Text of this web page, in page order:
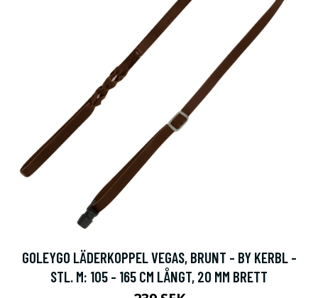
GOLEYGO LÄDERKOPPEL VEGAS, BRUNT - BY KERBL -
STL. M: 105 - 165 CM LÅNGT, 20 MM BRETT